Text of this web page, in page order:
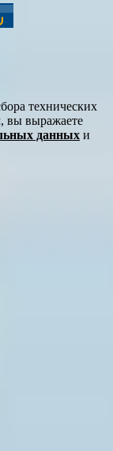
технических
вы выражаете
данных и